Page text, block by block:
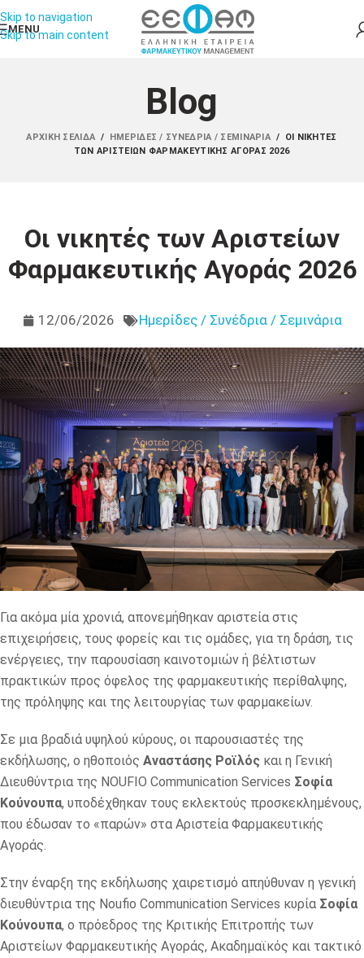
Skip to navigation
Skip to main content
MENU
Blog
ΑΡΧΙΚΉ ΣΕΛΊΔΑ / ΗΜΕΡΊΔΕΣ / ΣΥΝΈΔΡΙΑ / ΣΕΜΙΝΆΡΙΑ /
ΟΙ ΝΙΚΗΤΈΣ
ΤΩΝ ΑΡΙΣΤΕΊΩΝ ΦΑΡΜΑΚΕΥΤΙΚΉΣ ΑΓΟΡΆΣ 2026
Οι νικητές των Αριστείων
Φαρμακευτικής Αγοράς 2026
12/06/2026 Ημερίδες / Συνέδρια / Σεμινάρια
Για ακόμα μία χρονιά, απονεμήθηκαν αριστεία στις
επιχειρήσεις, τους φορείς και τις ομάδες, για τη δράση, τις
ενέργειες, την παρουσίαση καινοτομιών ή βέλτιστων
πρακτικών προς όφελος της φαρμακευτικής περίθαλψης,
της πρόληψης και της λειτουργίας των φαρμακείων.
Σε μια βραδιά υψηλού κύρους, οι παρουσιαστές της
εκδήλωσης, ο ηθοποιός Αναστάσης Ροϊλός και η Γενική
Διευθύντρια της NOUFIO Communication Services Σοφία
Κούνουπα, υποδέχθηκαν τους εκλεκτούς προσκεκλημένους,
που έδωσαν το «παρών» στα Αριστεία Φαρμακευτικής
Αγοράς.
Στην έναρξη της εκδήλωσης χαιρετισμό απηύθυναν η γενική
διευθύντρια της Noufio Communication Services κυρία Σοφία
Κούνουπα, ο πρόεδρος της Κριτικής Επιτροπής των
Αριστείων Φαρμακευτικής Αγοράς, Ακαδημαϊκός και τακτικό